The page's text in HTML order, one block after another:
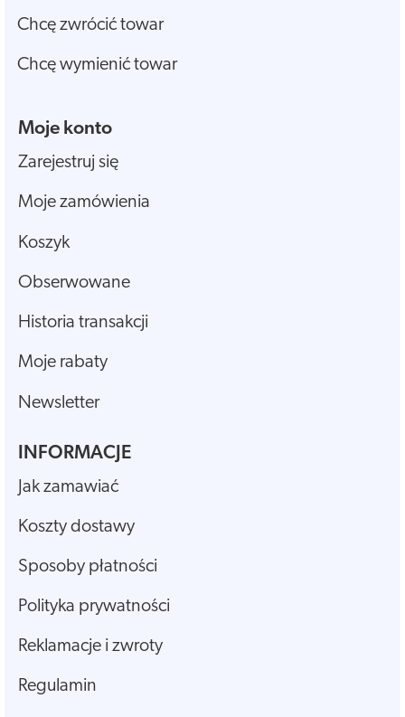
Chcę zwrócić towar
Chcę wymienić towar
Moje konto
Zarejestruj się
Moje zamówienia
Koszyk
Obserwowane
Historia transakcji
Moje rabaty
Newsletter
INFORMACJE
Jak zamawiać
Koszty dostawy
Sposoby płatności
Polityka prywatności
Reklamacje i zwroty
Regulamin